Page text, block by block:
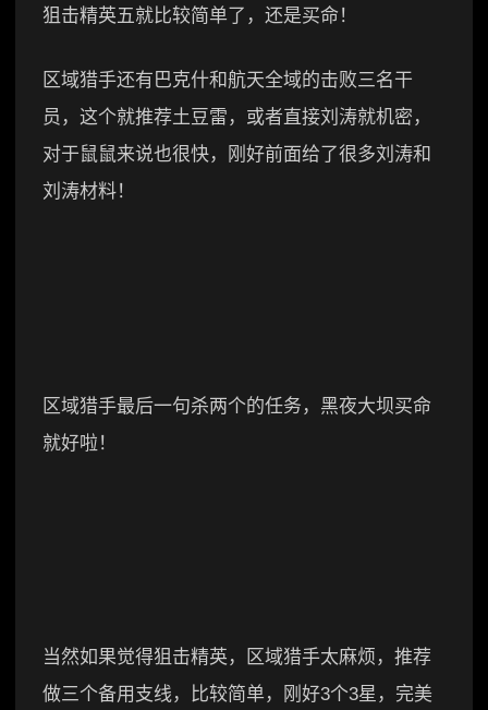
狙击精英五就比较简单了，还是买命！
区域猎手还有巴克什和航天全域的击败三名干
员，这个就推荐土豆雷，或者直接刘涛就机密，
对于鼠鼠来说也很快，刚好前面给了很多刘涛和
刘涛材料！
区域猎手最后一句杀两个的任务，黑夜大坝买命
就好啦！
当然如果觉得狙击精英，区域猎手太麻烦，推荐
做三个备用支线，比较简单，刚好3个3星，完美